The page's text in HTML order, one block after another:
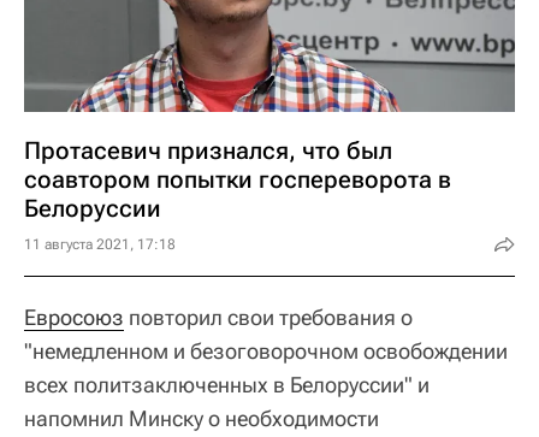
Протасевич признался, что был
соавтором попытки госпереворота в
Белоруссии
11 августа 2021, 17:18
Евросоюз повторил свои требования о
"немедленном и безоговорочном освобождении
всех политзаключенных в Белоруссии" и
напомнил Минску о необходимости